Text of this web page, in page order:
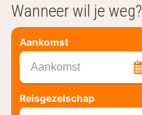
Wanneer wil je weg?
Aankomst
Aankomst
Reisgezelschap